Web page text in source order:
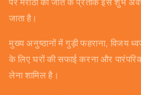
पर मराठों की जीत के प्रतीक इस शुभ
जाता है।
मुख्य अनुष्ठानों में गुड़ी फहराना, विजय
के लिए घरों की सफाई करना और
लेना शामिल है।